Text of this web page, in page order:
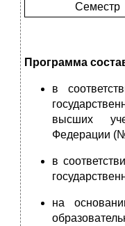
Семестр
Программа
в
высших
Федерации
в
на